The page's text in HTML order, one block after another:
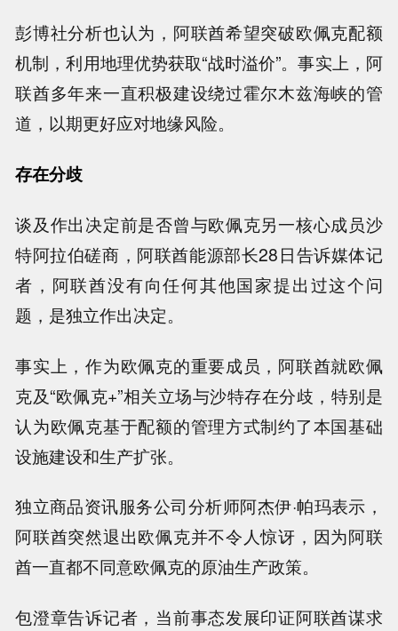
彭博社分析也认为，阿联酋希望突破欧佩克配额
机制，利用地理优势获取“战时溢价”。事实上，阿
联酋多年来一直积极建设绕过霍尔木兹海峡的管
道，以期更好应对地缘风险。
存在分歧
谈及作出决定前是否曾与欧佩克另一核心成员沙
特阿拉伯磋商，阿联酋能源部长28日告诉媒体记
者，阿联酋没有向任何其他国家提出过这个问
题，是独立作出决定。
事实上，作为欧佩克的重要成员，阿联酋就欧佩
克及“欧佩克+”相关立场与沙特存在分歧，特别是
认为欧佩克基于配额的管理方式制约了本国基础
设施建设和生产扩张。
独立商品资讯服务公司分析师阿杰伊·帕玛表示，
阿联酋突然退出欧佩克并不令人惊讶，因为阿联
酋一直都不同意欧佩克的原油生产政策。
包澄章告诉记者，当前事态发展印证阿联酋谋求